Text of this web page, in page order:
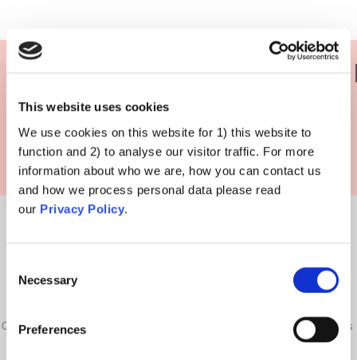
This website uses cookies
We use cookies on this website for 1) this website to
function and 2) to analyse our visitor traffic. For more
information about who we are, how you can contact us
and how we process personal data please read
our Privacy Policy.
Selection
Necessary
Preferences
Y a-t-il de la vérité là-dedans ?
Il est normal d'avoir des questions et des doutes sur les traitements
éventuelle surconsommation de vaccins, car d'autres médicaments,
comme les antibiotiques, sont parfois prescrits alors qu'ils ne sont pas
Comme tous les médicaments peuvent avoir des effets secondaires, nous
ne voulons pas en abuser. Il est compréhensible de se demander si cela